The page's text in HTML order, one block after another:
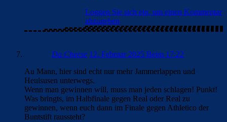
Loggen Sie sich ein, um einen Kommentar
abzugeben
Da Cheese 12. Februar 2025 Beim 17:22
Au Mann, hier sind echt nur mehr Jammerlappen und
Heulsusen unterwegs.
Wenn man gewinnen will, muss man jeden schlagen! Punkt!
Was bringts, im Halbfinale gegen Real oder Real zu
gewinnen, wenn euch dann im Finale gegen Athletico der
Buntstift raussteht?